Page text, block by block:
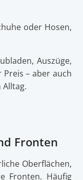
oder Hosen,
Auszüge,
– aber auch
Fronten
Oberflächen,
Fronten. Häufig